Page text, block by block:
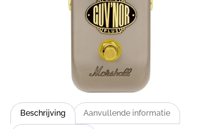
Beschrijving Aanvullende informatie